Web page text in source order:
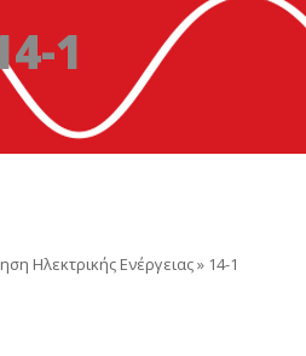
1
Ηλεκτρικής Ενέργειας» 14-1